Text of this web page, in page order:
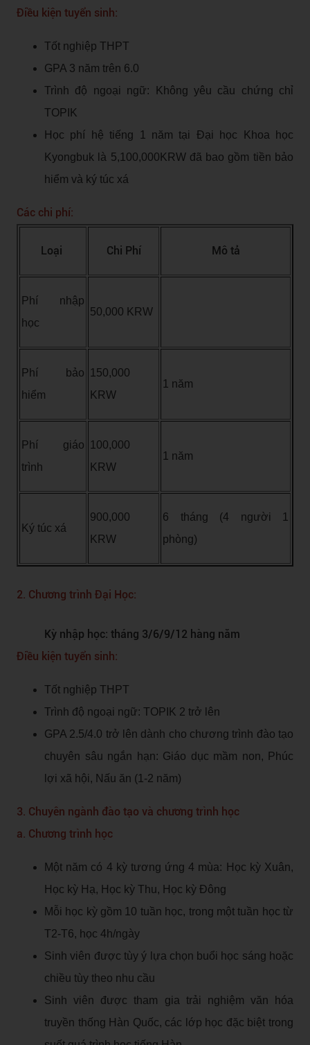
Điều kiện tuyển sinh:
Tốt nghiệp THPT
GPA 3 năm trên 6.0
Trình độ ngoại ngữ: Không yêu cầu chứng chỉ
TOPIK
Học phí hệ tiếng 1 năm tại Đại học Khoa học
Kyongbuk là 5,100,000KRW đã bao gồm tiền bảo
hiểm và ký túc xá
Các chi phí:
Loại Chi Phí Mô tả
Phí nhập
học
50,000 KRW
Phí bảo
hiểm
150,000
KRW
1 năm
Phí giáo
trình
100,000
KRW
1 năm
Ký túc xá
900,000
KRW
6 tháng (4 người 1
phòng)
2. Chương trình Đại Học:
Kỳ nhập học: tháng 3/6/9/12 hàng năm
Điều kiện tuyển sinh:
Tốt nghiệp THPT
Trình độ ngoại ngữ: TOPIK 2 trở lên
GPA 2.5/4.0 trở lên dành cho chương trình đào tạo
chuyên sâu ngắn hạn: Giáo dục mầm non, Phúc
lợi xã hội, Nấu ăn (1-2 năm)
3. Chuyên ngành đào tạo và chương trình học
a. Chương trình học
Một năm có 4 kỳ tương ứng 4 mùa: Học kỳ Xuân,
Học kỳ Hạ, Học kỳ Thu, Học kỳ Đông
Mỗi học kỳ gồm 10 tuần học, trong một tuần học từ
T2-T6, học 4h/ngày
Sinh viên được tùy ý lựa chọn buổi học sáng hoặc
chiều tùy theo nhu cầu
Sinh viên được tham gia trải nghiệm văn hóa
truyền thống Hàn Quốc, các lớp học đặc biệt trong